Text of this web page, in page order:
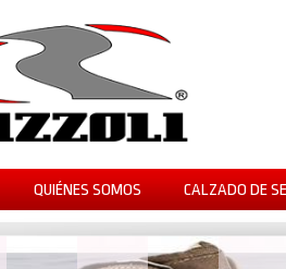
QUIÉNES SOMOS CALZADO DE